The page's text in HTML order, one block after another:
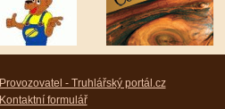
Provozovatel - Truhlářský portál.cz
Kontaktní formulář